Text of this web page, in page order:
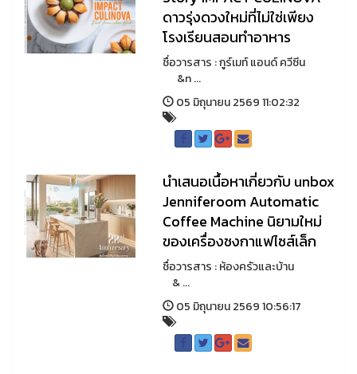
ดาวรุ่งดวงใหม่ที่ไม่ใช่เพียง
โรงเรียนสอนทำอาหาร
ชื่อวารสาร : กูร์เมท์ แอนด์ ควีซีน
&n ...
05 มิถุนายน 2569 11:02:32
นำเสนอเนื้อหาเกี่ยวกับ unbox
Jenniferoom Automatic
Coffee Machine นิยามใหม่
ของเครื่องชงกาแฟไซส์เล็ก
ชื่อวารสาร : ห้องครัวและบ้าน
& ...
05 มิถุนายน 2569 10:56:17